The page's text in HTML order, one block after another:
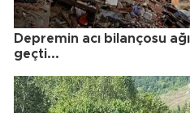
Depremin acı bilançosu
geçti...